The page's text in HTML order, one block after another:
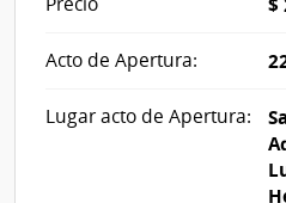
$
Acto de Apertura:
Lugar acto de Apertura: